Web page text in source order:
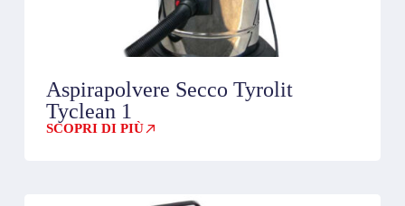
Aspirapolvere Secco Tyrolit
Tyclean 1
SCOPRI DI PIÙ